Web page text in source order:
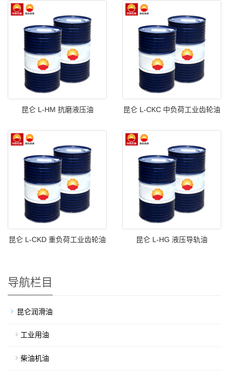
昆仑 L-HM 抗磨液压油 昆仑 L-CKC 中负荷工业齿轮油
昆仑 L-CKD 重负荷工业齿轮油 昆仑 L-HG 液压导轨油
导航栏目
昆仑润滑油
工业用油
柴油机油